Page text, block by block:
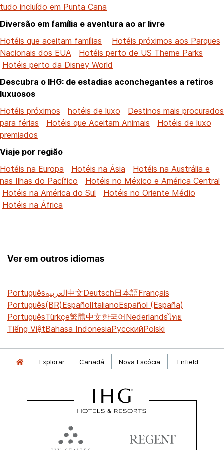
tudo incluído em Punta Cana
Diversão em família e aventura ao ar livre
Hotéis que aceitam famílias
Hotéis próximos aos Parques
Nacionais dos EUA
Hotéis perto de US Theme Parks
Hotéis perto da Disney World
Descubra o IHG: de estadias aconchegantes a retiros
luxuosos
Hotéis próximos
hotéis de luxo
Destinos mais procurados
para férias
Hotéis que Aceitam Animais
Hotéis de luxo
premiados
Viaje por região
Hotéis na Europa
Hotéis na Ásia
Hotéis na Austrália e
nas Ilhas do Pacífico
Hotéis no México e América Central
Hotéis na América do Sul
Hotéis no Oriente Médio
Hotéis na África
Ver em outros idiomas
Portuguêsالعربية中文Deutsch日本語Français
Português(BR)EspañolItalianoEspañol (España)
PortuguêsTürkçe繁體中文한국어Nederlandsไทย
Tiếng ViệtBahasa IndonesiaРусскийPolski
Explorar Canadá Nova Escócia Enfield